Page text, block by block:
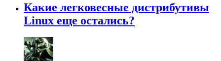
Какие легковесные дистрибутивы
Linux еще остались?